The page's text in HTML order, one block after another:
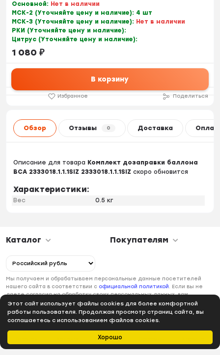
Хорошо
Этот сайт использует файлы cookies для более комфортной
работы пользователя. Продолжая просмотр страниц сайта, вы
соглашаетесь с использованием файлов cookies.
Избранное
Основной: Нет в наличии
МСК-2 (Уточняйте цену и наличие): 4 шт
МСК-3 (Уточняйте цену и наличие): Нет в наличии
РКИ (Уточняйте цену и наличие):
Цитрус (Уточняйте цену и наличие):
1 080 ₽
В корзину
Избранное Поделиться
Обзор Отзывы 0 Доставка
Описание для товара Комплект дозаправки баллона
BCA 2333018.1.1.1SIZ 2333018.1.1.1SIZ скоро обновится
Характеристики:
Вес 0.5 кг
Каталог Покупателям
Мы получаем и обрабатываем персональные данные посетителей
нашего сайта в соответствии с официальной политикой. Если вы не
даете согласия на обработку своих персональных данных, вам
необходимо покинуть наш сайт.